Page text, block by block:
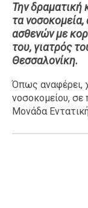
LIFE
Food
Ταξίδια
Σπίτι
Την δραματική
τα
ασθενών με
του, γιατρός
Θεσσαλονίκη.
Όπως αναφέρει,
νοσοκομείου, σε
Μονάδα